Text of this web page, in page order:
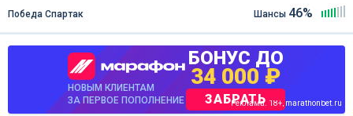
Победа Спартак
Шансы 46%
НОВЫМ КЛИЕНТАМ
ЗА ПЕРВОЕ ПОПОЛНЕНИЕ
БОНУС ДО
34 000 ₽
ЗАБРАТЬ
Реклама. 18+, marathonbet.ru